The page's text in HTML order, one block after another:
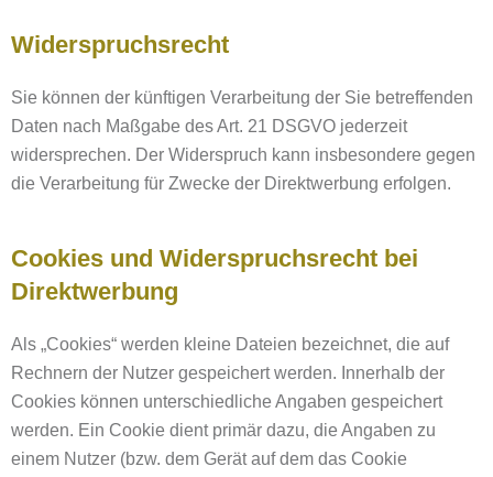
Widerspruchsrecht
Sie können der künftigen Verarbeitung der Sie betreffenden
Daten nach Maßgabe des Art. 21 DSGVO jederzeit
widersprechen. Der Widerspruch kann insbesondere gegen
die Verarbeitung für Zwecke der Direktwerbung erfolgen.
Cookies und Widerspruchsrecht bei
Direktwerbung
Als „Cookies“ werden kleine Dateien bezeichnet, die auf
Rechnern der Nutzer gespeichert werden. Innerhalb der
Cookies können unterschiedliche Angaben gespeichert
werden. Ein Cookie dient primär dazu, die Angaben zu
einem Nutzer (bzw. dem Gerät auf dem das Cookie